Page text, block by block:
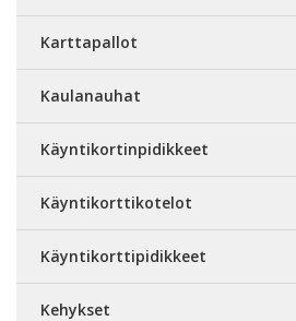
Karttapallot
Kaulanauhat
Käyntikortinpidikkeet
Käyntikorttikotelot
Käyntikorttipidikkeet
Kehykset